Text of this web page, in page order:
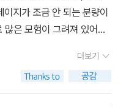
는 흥미진진한 앞으로의
동화책을 읽을때의 느낌처
말자. 문학 역사 속 수많
, 스토리 개연성이 어떻고
지가 조금 안 되는 분량이
은 모험이 그려져 있어서
이걸 영화 세 편으로 쪼갰
라지만 그 또한 본 지가 하
간달프 정도만 '아, 반갑네'
더보기